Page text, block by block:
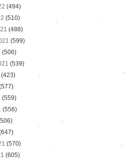
(494)
(510)
(488)
(599)
(506)
(539)
(423)
(559)
(556)
(570)
(605)